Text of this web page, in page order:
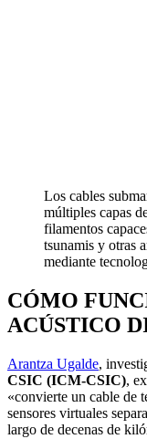
Los cables
múltiples capas
filamentos
tsunamis y otras
mediante
CÓMO
ACÚSTICO
Arantza Ugalde,
CSIC (ICM-CSIC),
«convierte un cable de
sensores virtuales
largo de decenas de